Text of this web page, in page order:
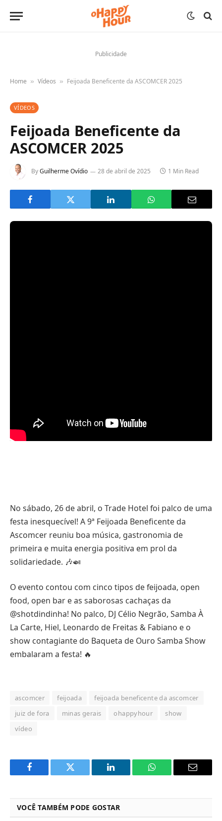
Publicidade
Home » Vídeos » Feijoada Beneficente da ASCOMCER 2025
VÍDEOS
Feijoada Beneficente da
ASCOMCER 2025
ByGuilherme Ovídio 28 de abril de 2025 1 Min Read
No sábado, 26 de abril, o Trade Hotel foi palco de uma
festa inesquecível! A 9ª Feijoada Beneficente da
Ascomcer reuniu boa música, gastronomia de
primeira e muita energia positiva em prol da
solidariedade. 🎶🍛
O evento contou com cinco tipos de feijoada, open
food, open bar e as saborosas cachaças da
@shotdindinha! No palco, DJ Célio Negrão, Samba À
La Carte, Hiel, Leonardo de Freitas & Fabiano e o
show contagiante do Baqueta de Ouro Samba Show
embalaram a festa! 🔥
ascomcer feijoada
feijoada beneficente da ascomcer
juiz de fora
minas gerais ohappyhour
show
vídeo
Facebook Twitter LinkedIn WhatsApp Email
VOCÊ TAMBÉM PODE GOSTAR